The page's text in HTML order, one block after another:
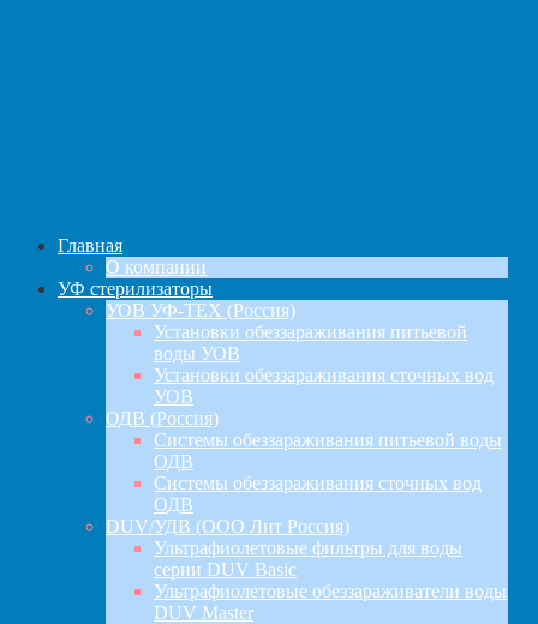
Главная
О компании
УФ стерилизаторы
УОВ УФ-ТЕХ (Россия)
Установки обеззараживания питьевой
воды УОВ
Установки обеззараживания сточных вод
УОВ
ОДВ (Россия)
Системы обеззараживания питьевой воды
ОДВ
Системы обеззараживания сточных вод
ОДВ
DUV/УДВ (ООО Лит Россия)
Ультрафиолетовые фильтры для воды
серии DUV Basic
Ультрафиолетовые обеззараживатели воды
DUV Master